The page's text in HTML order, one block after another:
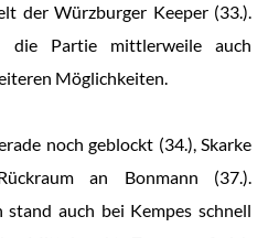
der Würzburger Keeper (33.).
die Partie mittlerweile auch
Möglichkeiten.
noch geblockt (34.), Skarke
an Bonmann (37.).
stand auch bei Kempes schnell